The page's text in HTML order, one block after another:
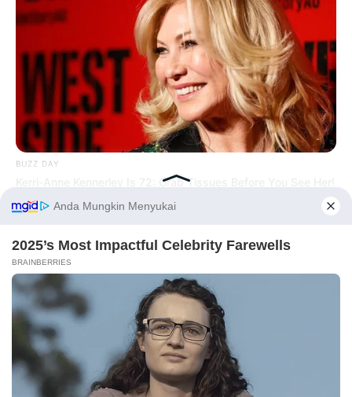
BUZZ DAY
Kerri-Anne Kennerley Is 72: Grab Tissues Before You See Her!